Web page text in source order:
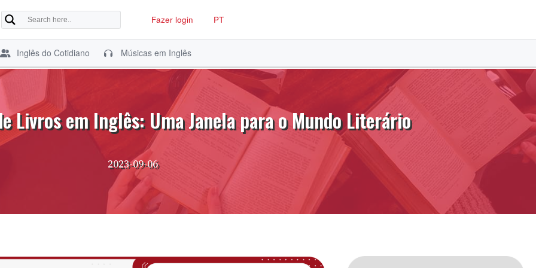
Fazer login PT
Inglês do Cotidiano Músicas em Inglês
Livros em Inglês: Uma Janela para o Mundo Literário
2023-09-06